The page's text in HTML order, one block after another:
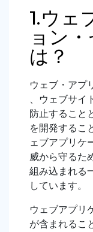
1.ウェ
ョン
は？
ウェブ・アプ
、ウェブサイ
防止すること
を開発するこ
ェブアプリケ
威から守るた
組み込まれる
しています。
ウェブアプリ
が含まれるこ